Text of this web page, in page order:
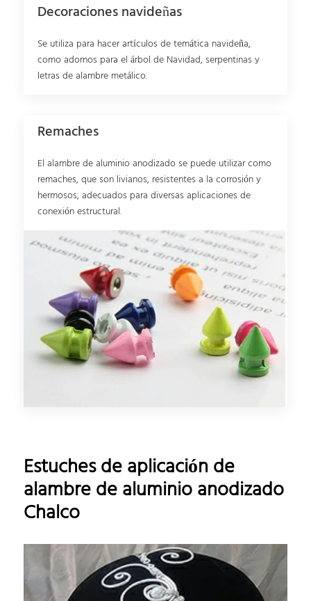
Decoraciones navideñas
Se utiliza para hacer artículos de temática navideña,
como adornos para el árbol de Navidad, serpentinas y
letras de alambre metálico.
Remaches
El alambre de aluminio anodizado se puede utilizar como
remaches, que son livianos, resistentes a la corrosión y
hermosos, adecuados para diversas aplicaciones de
conexión estructural.
Estuches de aplicación de
alambre de aluminio anodizado
Chalco